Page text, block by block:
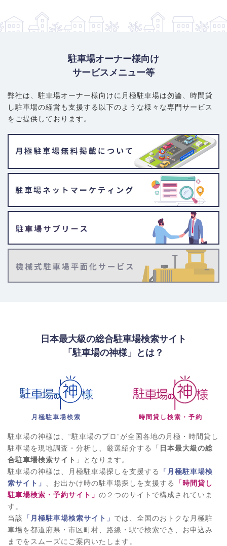
れると「大田黒公園」など緑豊かな閑静な住宅街が広がっていま
す。かつては屋敷街だった歴史もあり、落ち着いた雰囲気が魅力
月極駐車場のニーズ・利用者の傾向：
周辺住民の利用が中心です
が、通勤利用者や法人契約のニーズも一定数存在します。丸ノ内
線の始発駅であることから、都心方面への通勤者からの需要も根
強くあります。平坦な道が多いため、駅から離れた駐車場を借り
て自転車で駅まで向かう利用者も見られます。
月極駐車場のタイプと料金相場：
普通車の機械式：25,000円～35,000円
普通車の平面式：24,000円～38,000円
大型・ハイルーフ車の平面式：28,000円～40,000円
賢い選び方・注意ポイント：駅周辺は賃料が高騰しがちですが、
バス路線も充実しているため、駅から少し離れたエリアで探し、
バスを利用するのも一つの方法です。好条件の駐車場はすぐに埋
まるため、空き情報をこまめにチェックすることが重要です。
【高円寺エリア】の特徴と月極駐車場事情
古着屋やライブハウス、個性的な飲食店が
軒を連ねる、サブカルチャーの発信地として若者に人気の街で
す。駅周辺には10以上の商店街が広がり、活気に満ちています。
が、店舗経営者や来街者向けの需要も高いエリアです。道が狭
く、一方通行も多いため、駐車場の確保は必須となります。若年
層の単身者が多い一方で、ファミリー層も暮らしており、多様な
月極駐車場のタイプと料金相場：
住宅密集地に小規模な平面駐車
場が点在するほか、比較的新しいマンションには機械式駐車場が
設置されています。絶対的な供給量は多くありません。
普通車の機械式：25,000円～38,000円
普通車の平面式：28,000円～42,000円
大型・ハイルーフ車の平面式：30,000円～45,000円
賢い選び方・注意ポイント： このエリアは道が非常に狭く、入り
組んでいるため、契約前に必ず駐車場までの進入路をご自身の車
で通行できるか確認することが不可欠です。商店街周辺は人の往
来も多いため、運転には特に注意が必要です。
【西荻窪エリア】の特徴と月極駐車場事情
エリアの特徴・特性：アンティークショップや古書店、おしゃれ
なカフェが点在する、落ち着いた文化的な雰囲気が魅力の街で
駐車場オーナー様向け
サービスメニュー等
弊社は、駐車場オーナー様向けに月極駐車場は勿論、 時間貸
し駐車場の経営も支援する以下のような様々な専門サービス
をご提供しております。
日本最大級の総合駐車場検索サイト
「駐車場の神様」とは？
月極駐車場検索 時間貸し検索・予約
駐車場の神様は、“駐車場のプロ”が全国各地の月極・時間貸し
駐車場を現地調査・分析し、厳選紹介する「 日本最大級の総
合駐車場検索サイト 」となります。
駐車場の神様は、月極駐車場探しを支援する
「月極駐車場検
索サイト」
、お出かけ時の駐車場探しを支援する
「時間貸し
駐車場検索・予約サイト」 の２つのサイトで構成されていま
す。
当該 「月極駐車場検索サイト」 では、全国のおトクな月極駐
車場を都道府県・市区町村、路線・駅で検索でき、お申込み
までをスムーズにご案内いたします。